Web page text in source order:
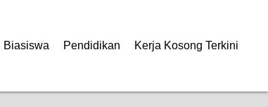
Biasiswa Pendidikan Kerja Kosong Terkini